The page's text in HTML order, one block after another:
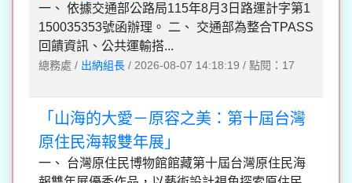
一、 依據交通部公路局115年8月3日路運計字第1
150035353號函辦理。 二、 交通部為整合TPASS
回饋資訊、公共運輸搭...
總務處 / 出納組長 / 2026-08-07 14:18:19 / 點閱：17
「山海的大愛－原容之美：第十屆台灣
原住民海報雙年展」
一、 台灣原住民博物館館藏第十屆台灣原住民海